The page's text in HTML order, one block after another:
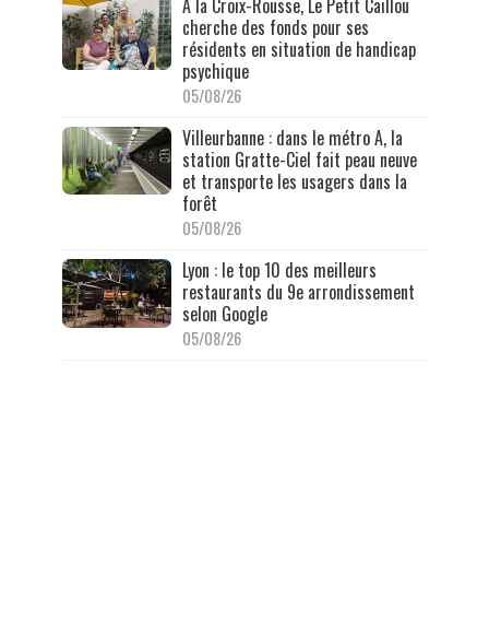
À la Croix-Rousse, Le Petit Caillou
cherche des fonds pour ses
résidents en situation de handicap
psychique
05/08/26
Villeurbanne : dans le métro A, la
station Gratte-Ciel fait peau neuve
et transporte les usagers dans la
forêt
05/08/26
Lyon : le top 10 des meilleurs
restaurants du 9e arrondissement
selon Google
05/08/26